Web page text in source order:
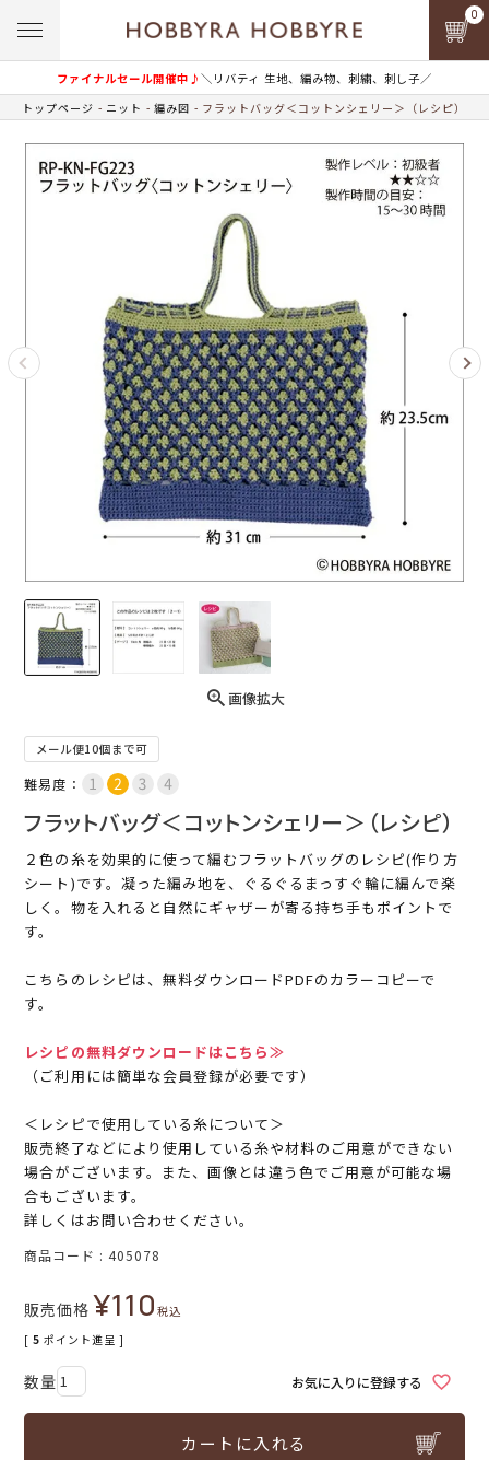
ファイナルセール開催中♪＼リバティ 生地、編み物、刺繍、刺し子／
0
トップページ ニット 編み図 フラットバッグ＜コットンシェリー＞（レシピ）
画像拡大
メール便10個まで可
難易度：
フラットバッグ＜コットンシェリー＞（レシピ）
２色の糸を効果的に使って編むフラットバッグのレシピ(作り方
シート)です。凝った編み地を、ぐるぐるまっすぐ輪に編んで楽
しく。物を入れると自然にギャザーが寄る持ち手もポイントで
す。
こちらのレシピは、無料ダウンロードPDFのカラーコピーで
す。
レシピの無料ダウンロードはこちら≫
（ご利用には簡単な会員登録が必要です）
＜レシピで使用している糸について＞
販売終了などにより使用している糸や材料のご用意ができない
場合がございます。また、画像とは違う色でご用意が可能な場
合もございます。
詳しくはお問い合わせください。
商品コード 405078
販売価格 ¥110税込
[ 5 ポイント進呈 ]
お気に入りに登録する
カートに入れる